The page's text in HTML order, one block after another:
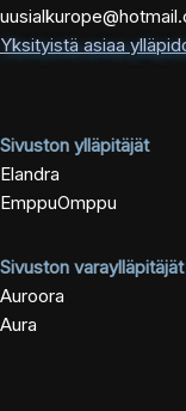
Yksityistä asiaa
Sivuston ylläpitäjät
Elandra
EmppuOmppu
Sivuston varaylläpitäjät
Auroora
Aura